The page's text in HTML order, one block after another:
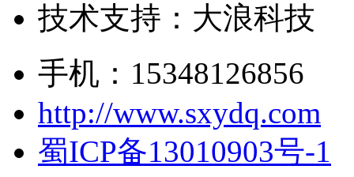
技术支持：大浪科技
手机：15348126856
http://www.sxydq.com
蜀ICP备13010903号-1